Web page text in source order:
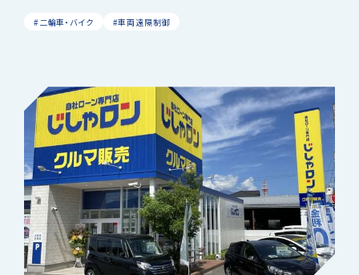
#二輪車・バイク #車両遠隔制御